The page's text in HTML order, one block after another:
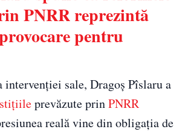
PNRR reprezintă
pentru
intervenției sale, Dragoș Pîslaru a
prevăzute prinPNRR
reală vine din obligația de